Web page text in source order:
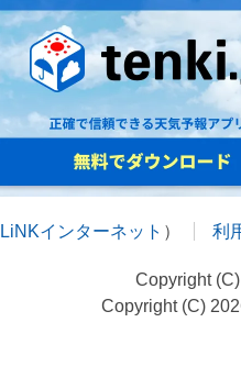
インターネット ） 利
Copyright
Copyright (C)